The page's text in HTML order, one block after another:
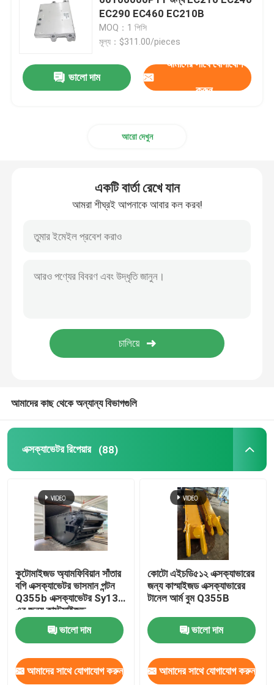
এক্সকাভেটর বুম
এক্সক্যাভার পন্টুন
এক্সক্যাভেটর ইঞ্জিন
নির্মাণ যান মডেল
EC290 EC460 EC210B
MOQ：1 পিসি
মূল্য：$311.00/pieces
ভালো দাম
আমাদের সাথে যোগাযোগ
করুন
আরো দেখুন
একটি বার্তা রেখে যান
আমরা শীঘ্রই আপনাকে আবার কল করব!
আমাদের কাছ থেকে অন্যান্য বিভাগগুলি
এক্সক্যাভেটর রিপেয়ার (88)
কুটোমাইজড অ্যামফিবিয়ান সাঁতার
বগি এক্সক্যাভেটর ভাসমান পন্টন
Q355b এক্সক্যাভেটর Sy135
এর জন্য কাস্টমাইজড
ভালো দাম
আমাদের সাথে যোগাযোগ করুন
কোটো এইচডি৫১২ এক্সক্যাভারের
জন্য কাস্মাইজড এক্সক্যাভারের
টানেল আর্ম বুম Q355B
ভালো দাম
আমাদের সাথে যোগাযোগ করুন